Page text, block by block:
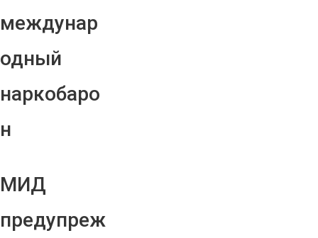
междунар
одный
наркобаро
н
МИД
предупреж